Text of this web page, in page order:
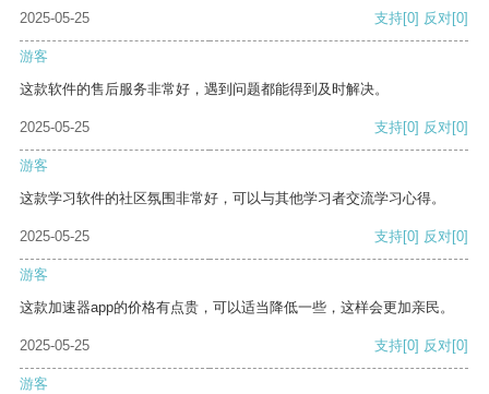
2025-05-25
支持[0] 反对[0]
游客
这款软件的售后服务非常好，遇到问题都能得到及时解决。
2025-05-25 支持[0] 反对[0]
游客
这款学习软件的社区氛围非常好，可以与其他学习者交流学习心得。
2025-05-25 支持[0] 反对[0]
游客
这款加速器app的价格有点贵，可以适当降低一些，这样会更加亲民。
2025-05-25 支持[0] 反对[0]
游客